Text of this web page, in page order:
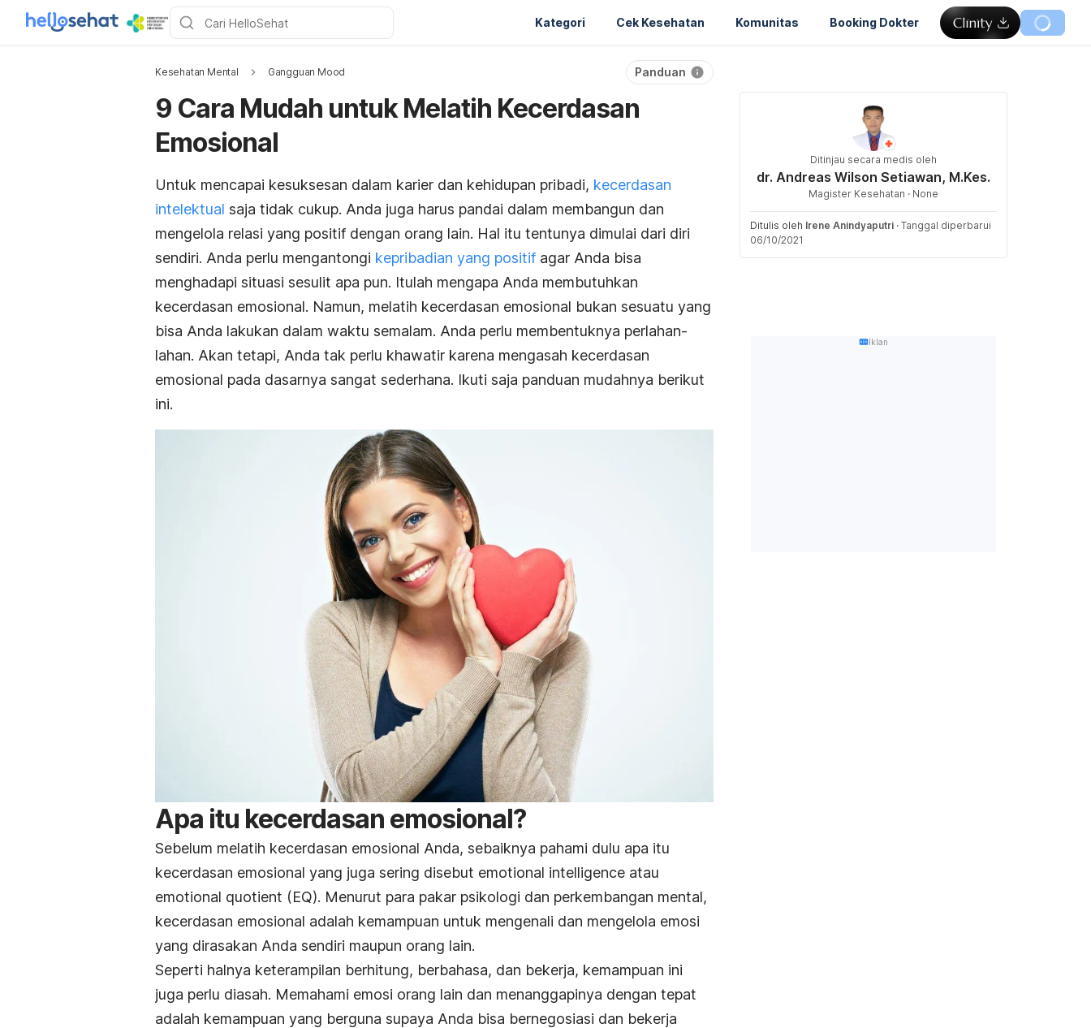
Kategori Cek Kesehatan Komunitas Booking Dokter
Kesehatan Mental Gangguan Mood Panduan
9 Cara Mudah untuk Melatih Kecerdasan
Emosional
Untuk mencapai kesuksesan dalam karier dan kehidupan pribadi, kecerdasan
intelektual saja tidak cukup. Anda juga harus pandai dalam membangun dan
mengelola relasi yang positif dengan orang lain. Hal itu tentunya dimulai dari diri
sendiri. Anda perlu mengantongi kepribadian yang positif agar Anda bisa
menghadapi situasi sesulit apa pun. Itulah mengapa Anda membutuhkan
kecerdasan emosional. Namun, melatih kecerdasan emosional bukan sesuatu yang
bisa Anda lakukan dalam waktu semalam. Anda perlu membentuknya perlahan-
lahan. Akan tetapi, Anda tak perlu khawatir karena mengasah kecerdasan
emosional pada dasarnya sangat sederhana. Ikuti saja panduan mudahnya berikut
ini.
Apa itu kecerdasan emosional?
Sebelum melatih kecerdasan emosional Anda, sebaiknya pahami dulu apa itu
kecerdasan emosional yang juga sering disebut emotional intelligence atau
emotional quotient (EQ). Menurut para pakar psikologi dan perkembangan mental,
kecerdasan emosional adalah kemampuan untuk mengenali dan mengelola emosi
yang dirasakan Anda sendiri maupun orang lain.
Seperti halnya keterampilan berhitung, berbahasa, dan bekerja, kemampuan ini
juga perlu diasah. Memahami emosi orang lain dan menanggapinya dengan tepat
adalah kemampuan yang berguna supaya Anda bisa bernegosiasi dan bekerja
Ditinjau secara medis oleh
dr. Andreas Wilson Setiawan, M.Kes.
Magister Kesehatan · None
Ditulis oleh Irene Anindyaputri · Tanggal diperbarui
06/10/2021
Iklan